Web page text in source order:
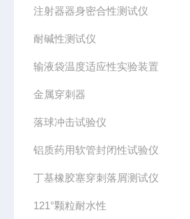
注射器器身密合性测试仪
耐碱性测试仪
输液袋温度适应性实验装置
金属穿刺器
落球冲击试验仪
铝质药用软管封闭性试验仪
丁基橡胶塞穿刺落屑测试仪
121°颗粒耐水性